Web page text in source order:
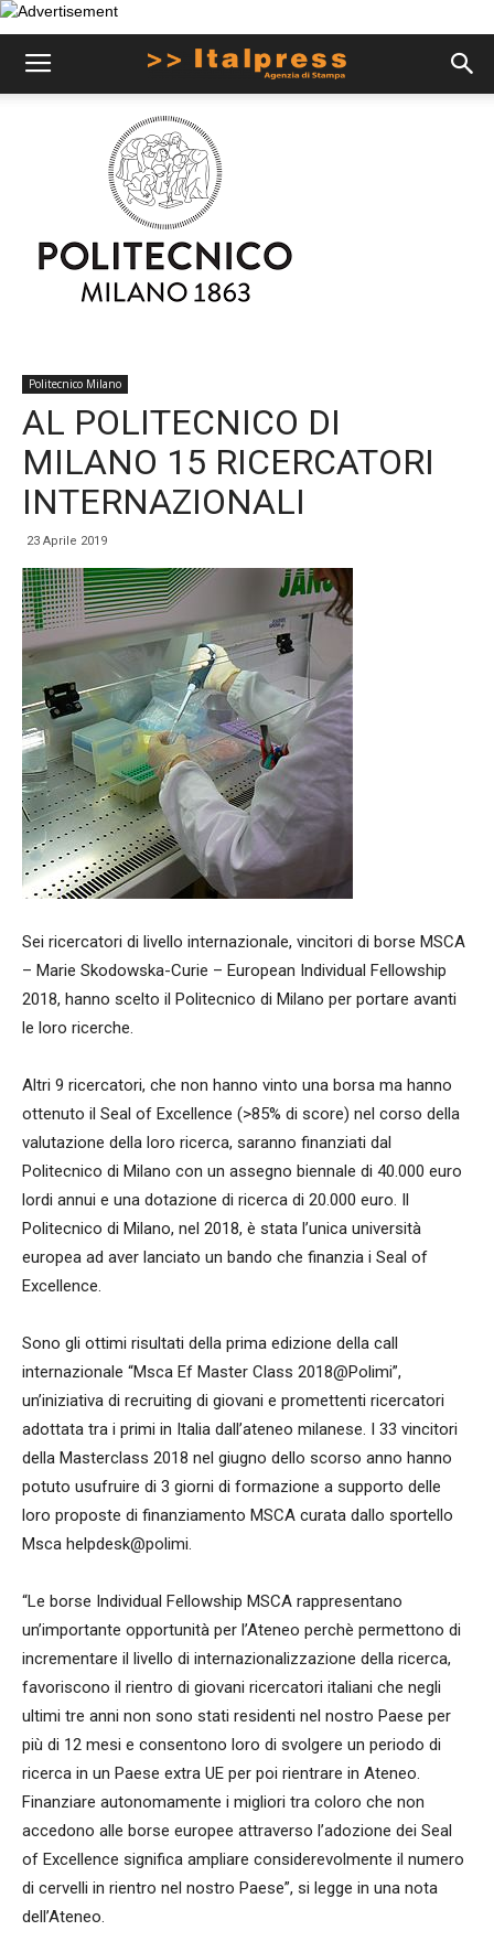
Politecnico Milano
AL POLITECNICO DI
MILANO 15 RICERCATORI
INTERNAZIONALI
23 Aprile 2019
Sei ricercatori di livello internazionale, vincitori di borse MSCA
– Marie Skodowska-Curie – European Individual Fellowship
2018, hanno scelto il Politecnico di Milano per portare avanti
le loro ricerche.
Altri 9 ricercatori, che non hanno vinto una borsa ma hanno
ottenuto il Seal of Excellence (>85% di score) nel corso della
valutazione della loro ricerca, saranno finanziati dal
Politecnico di Milano con un assegno biennale di 40.000 euro
lordi annui e una dotazione di ricerca di 20.000 euro. Il
Politecnico di Milano, nel 2018, è stata l’unica università
europea ad aver lanciato un bando che finanzia i Seal of
Excellence.
Sono gli ottimi risultati della prima edizione della call
internazionale “Msca Ef Master Class 2018@Polimi”,
un’iniziativa di recruiting di giovani e promettenti ricercatori
adottata tra i primi in Italia dall’ateneo milanese. I 33 vincitori
della Masterclass 2018 nel giugno dello scorso anno hanno
potuto usufruire di 3 giorni di formazione a supporto delle
loro proposte di finanziamento MSCA curata dallo sportello
Msca helpdesk@polimi.
“Le borse Individual Fellowship MSCA rappresentano
un’importante opportunità per l’Ateneo perchè permettono di
incrementare il livello di internazionalizzazione della ricerca,
favoriscono il rientro di giovani ricercatori italiani che negli
ultimi tre anni non sono stati residenti nel nostro Paese per
più di 12 mesi e consentono loro di svolgere un periodo di
ricerca in un Paese extra UE per poi rientrare in Ateneo.
Finanziare autonomamente i migliori tra coloro che non
accedono alle borse europee attraverso l’adozione dei Seal
of Excellence significa ampliare considerevolmente il numero
di cervelli in rientro nel nostro Paese”, si legge in una nota
dell’Ateneo.